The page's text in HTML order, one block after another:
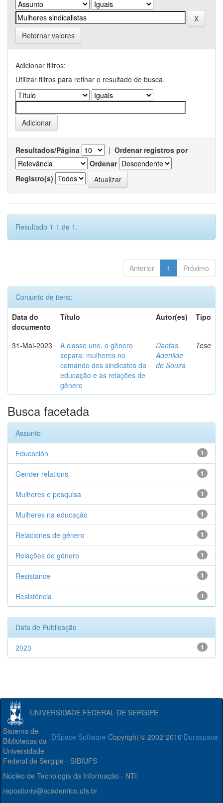
Retornar valores
Adicionar filtros:
Utilizar filtros para refinar o resultado de busca.
Resultados/Página | Ordenar registros por
Ordenar
Registro(s)
Resultado 1-1 de 1.
Anterior 1 Próximo
Conjunto de itens:
Data do
documento
Título Autor(es) Tipo
31-Mai-2023
A classe une, o gênero
separa: mulheres no
comando dos sindicatos da
educação e as relações de
gênero
Dantas,
Adenilde
de Souza
Tese
Busca facetada
Assunto
1
Educación
1
Gender relations
1
Mulheres e pesquisa
1
Mulheres na educação
1
Relaciones de gênero
1
Relações de gênero
1
Resistance
1
Resistência
Data de Publicação
1
2023
UNIVERSIDADE FEDERAL DE SERGIPE
DSpace Software Copyright © 2002-2010 Duraspace
Sistema de
Bibliotecas da
Universidade
Federal de Sergipe - SIBIUFS
Núcleo de Tecnologia da Informação - NTI
repositorio@academico.ufs.br